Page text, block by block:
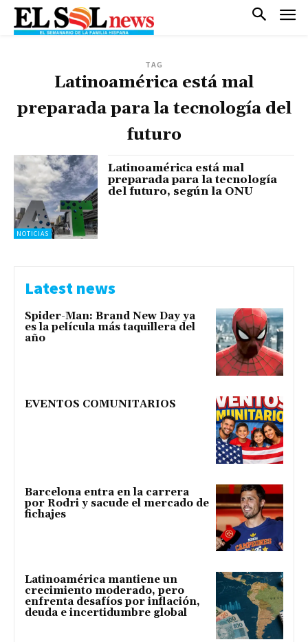
TAG
Latinoamérica está mal
preparada para la tecnología del
futuro
NOTICIAS
Latinoamérica está mal
preparada para la tecnología
del futuro, según la ONU
Latest news
Spider-Man: Brand New Day ya
es la película más taquillera del
año
EVENTOS COMUNITARIOS
Barcelona entra en la carrera
por Rodri y sacude el mercado de
fichajes
Latinoamérica mantiene un
crecimiento moderado, pero
enfrenta desafíos por inflación,
deuda e incertidumbre global